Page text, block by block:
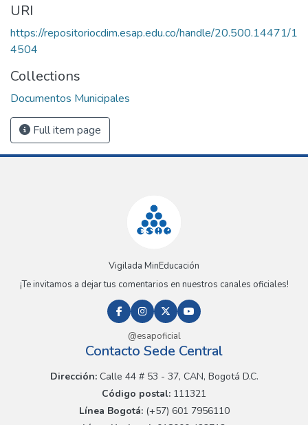
URI
https://repositoriocdim.esap.edu.co/handle/20.500.14471/1
4504
Collections
Documentos Municipales
Full item page
Vigilada MinEducación
¡Te invitamos a dejar tus comentarios en nuestros canales oficiales!
@esapoficial
Contacto Sede Central
Dirección:Calle 44 # 53 - 37, CAN, Bogotá D.C.
Código postal: 111321
Línea Bogotá:(+57) 601 7956110